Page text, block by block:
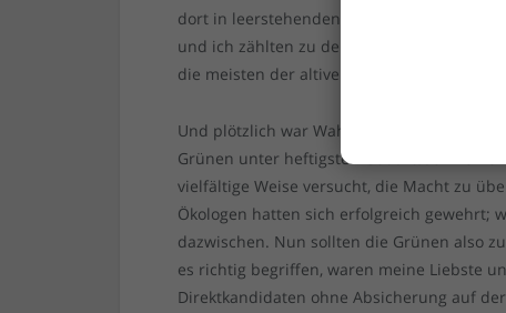
dort in leerstehenden Wohnung am
und ich zählten zu den jüngsten Aktivisten
die meisten der altiven Mitglieder.
Und plötzlich war Wahlkampf. An einem
Grünen unter heftigsten
vielfältige Weise versucht, die Macht zu
Ökologen hatten sich erfolgreich gewehrt;
dazwischen. Nun sollten die Grünen also
es richtig begriffen, waren meine Liebste
Direktkandidaten ohne Absicherung auf